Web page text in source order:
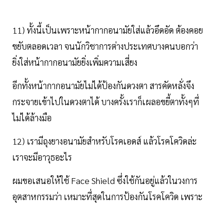
11) ทั้งนี้เป็นเพราะหน้ากากอนามัยใส่แล้วอึดอัด ต้องคอย
ขยับตลอดเวลา จนนักวิชาการต่างประเทศบางคนบอกว่า
ยิ่งใส่หน้ากากอนามัยยิ่งเพิ่มความเสี่ยง
อีกทั้งหน้ากากอนามัยไม่ได้ป้องกันดวงตา สารคัดหลั่งจึง
กระจายเข้าไปในดวงตาได้ บางครั้งเราก็เผลอขยี้ตาทั้งๆที่
ไม่ได้ล้างมือ
12) เรามีถุงยางอนามัยสำหรับโรคเอดส์ แล้วโรคโควิดล่ะ
เราจะมีอาวุธอะไร
ผมขอเสนอให้ใช้ Face Shield ซึ่งใช้กันอยู่แล้วในวงการ
อุตสาหกรรมว่า เหมาะที่สุดในการป้องกันโรคโควิด เพราะ